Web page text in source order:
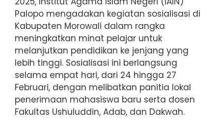
Palopo mengadakan kegiatan sosialisasi di
Kabupaten Morowali dalam rangka
meningkatkan minat pelajar untuk
melanjutkan pendidikan ke jenjang yang
lebih tinggi. Sosialisasi ini berlangsung
selama empat hari, dari 24 hingga 27
Februari, dengan melibatkan panitia lokal
penerimaan mahasiswa baru serta dosen
Fakultas Ushuluddin, Adab, dan Dakwah.